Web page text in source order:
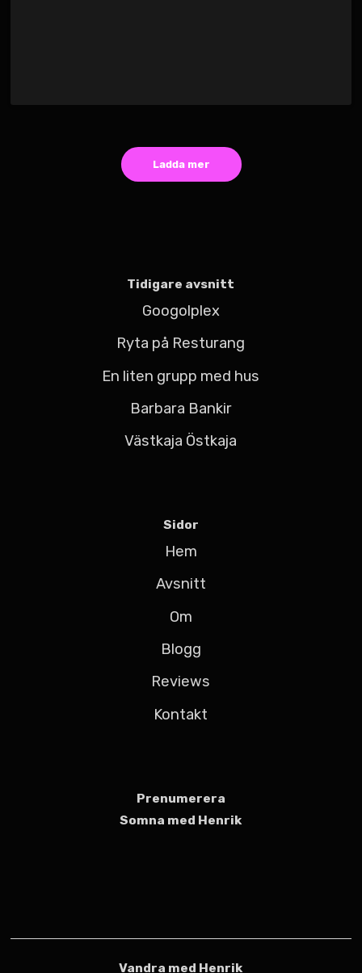
Ladda mer
Tidigare avsnitt
Googolplex
Ryta på Resturang
En liten grupp med hus
Barbara Bankir
Västkaja Östkaja
Sidor
Hem
Avsnitt
Om
Blogg
Reviews
Kontakt
Prenumerera
Somna med Henrik
Vandra med Henrik